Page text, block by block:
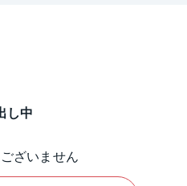
し中
ざいません